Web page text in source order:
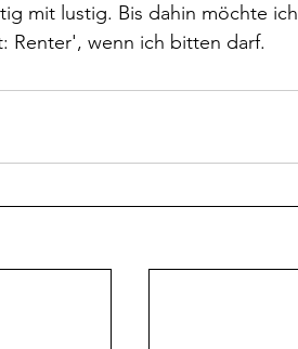
mit lustig. Bis dahin möchte ich
Renter', wenn ich bitten darf.